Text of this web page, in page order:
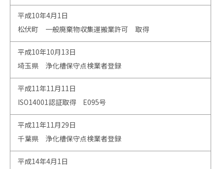
平成10年4月1日
松伏町 一般廃棄物収集運搬業許可 取得
平成10年10月13日
埼玉県 浄化槽保守点検業者登録
平成11年11月11日
ISO14001認証取得 E095号
平成11年11月29日
千葉県 浄化槽保守点検業者登録
平成14年4月1日